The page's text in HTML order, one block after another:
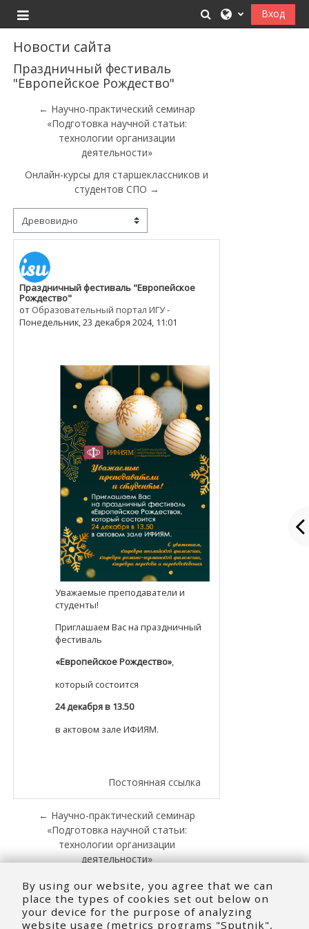
Боковая панель
ИзменитьВход
Новости сайта
Праздничный фестиваль
"Европейское Рождество"
← Научно-практический семинар
«Подготовка научной статьи:
технологии организации
деятельности»
Онлайн-курсы для старшеклассников и
студентов СПО →
Режим отображения
Праздничный фестиваль "Европейское
Рождество"
от Образовательный портал ИГУ-
Понедельник, 23 декабря 2024, 11:01
Количество ответов: 0
Уважаемые преподаватели и
студенты!
Приглашаем Вас на праздничный
фестиваль
«Европейское Рождество»,
который состоится
24 декабря в 13.50
в актовом зале ИФИЯМ.
Постоянная ссылка
← Научно-практический семинар
«Подготовка научной статьи:
технологии организации
деятельности»
Онлайн-курсы для старшеклассников и
студентов СПО →
By using our website, you agree that we can
place the types of cookies set out below on
your device for the purpose of analyzing
website usage (metrics programs "Sputnik",